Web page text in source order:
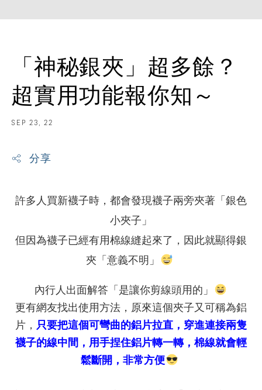
「神秘銀夾」超多餘？
超實用功能報你知～
SEP 23, 22
分享
許多人買新襪子時，都會發現襪子兩旁夾著「銀色
小夾子」
但因為襪子已經有用棉線縫起來了，因此就顯得銀
夾「意義不明」
內行人出面解答「是讓你剪線頭用的」
更有網友找出使用方法，原來這個夾子又可稱為鋁
片， 只要把這個可彎曲的鋁片拉直，穿進連接兩隻
襪子的線中間，用手捏住鋁片轉一轉，棉線就會輕
鬆斷開，非常方便